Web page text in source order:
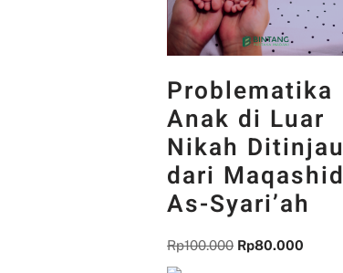
Problematika
Anak di Luar
Nikah Ditinjau
dari Maqashid
As-Syari’ah
Rp100.000 Rp80.000